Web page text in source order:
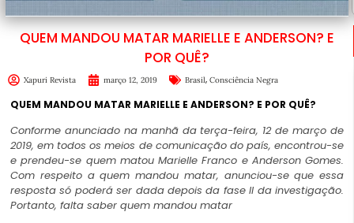
QUEM MANDOU MATAR MARIELLE E ANDERSON? E
POR QUÊ?
Xapuri Revista março 12, 2019 Brasil, Consciência Negra
QUEM MANDOU MATAR MARIELLE E ANDERSON? E POR QUÊ?
Conforme anunciado na manhã da terça-feira, 12 de março de
2019, em todos os meios de comunicação do país, encontrou-se
e prendeu-se quem matou Marielle Franco e Anderson Gomes.
Com respeito a quem mandou matar, anunciou-se que essa
resposta só poderá ser dada depois da fase II da investigação.
Portanto, falta saber quem mandou matar